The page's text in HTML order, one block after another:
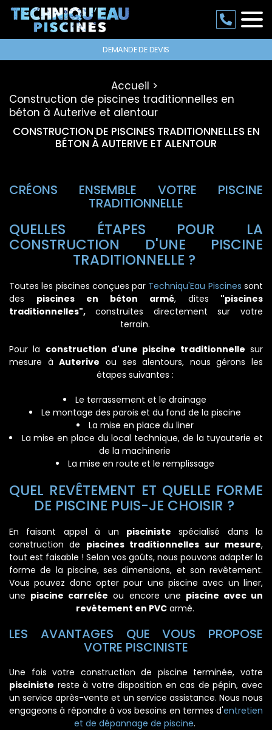
DEMANDE DE DEVIS
Accueil
Construction de piscines traditionnelles en
béton à Auterive et alentour
CONSTRUCTION DE PISCINES TRADITIONNELLES EN
BÉTON À AUTERIVE ET ALENTOUR
CRÉONS ENSEMBLE VOTRE PISCINE
TRADITIONNELLE
QUELLES ÉTAPES POUR LA
CONSTRUCTION D'UNE PISCINE
TRADITIONNELLE ?
Toutes les piscines conçues par Techniqu'Eau Piscines sont
des piscines en béton armé, dites "piscines
traditionnelles", construites directement sur votre
terrain.
Pour la construction d'une piscine traditionnelle sur
mesure àAuterive ou ses alentours, nous gérons les
étapes suivantes :
Le terrassement et le drainage
Le montage des parois et du fond de la piscine
La mise en place du liner
La mise en place du local technique, de la tuyauterie et
de la machinerie
La mise en route et le remplissage
QUEL REVÊTEMENT ET QUELLE FORME
DE PISCINE PUIS-JE CHOISIR ?
En faisant appel à un pisciniste spécialisé dans la
construction de piscines traditionnelles sur mesure,
tout est faisable ! Selon vos goûts, nous pouvons adapter la
forme de la piscine, ses dimensions, et son revêtement.
Vous pouvez donc opter pour une piscine avec un liner,
une piscine carrelée ou encore une piscine avec un
revêtement en PVCarmé.
LES AVANTAGES QUE VOUS PROPOSE
VOTRE PISCINISTE
Une fois votre construction de piscine terminée, votre
pisciniste reste à votre disposition en cas de pépin, avec
un service après-vente et un service assistance. Nous nous
engageons à répondre à vos besoins en termes d'entretien
et de dépannage de piscine.